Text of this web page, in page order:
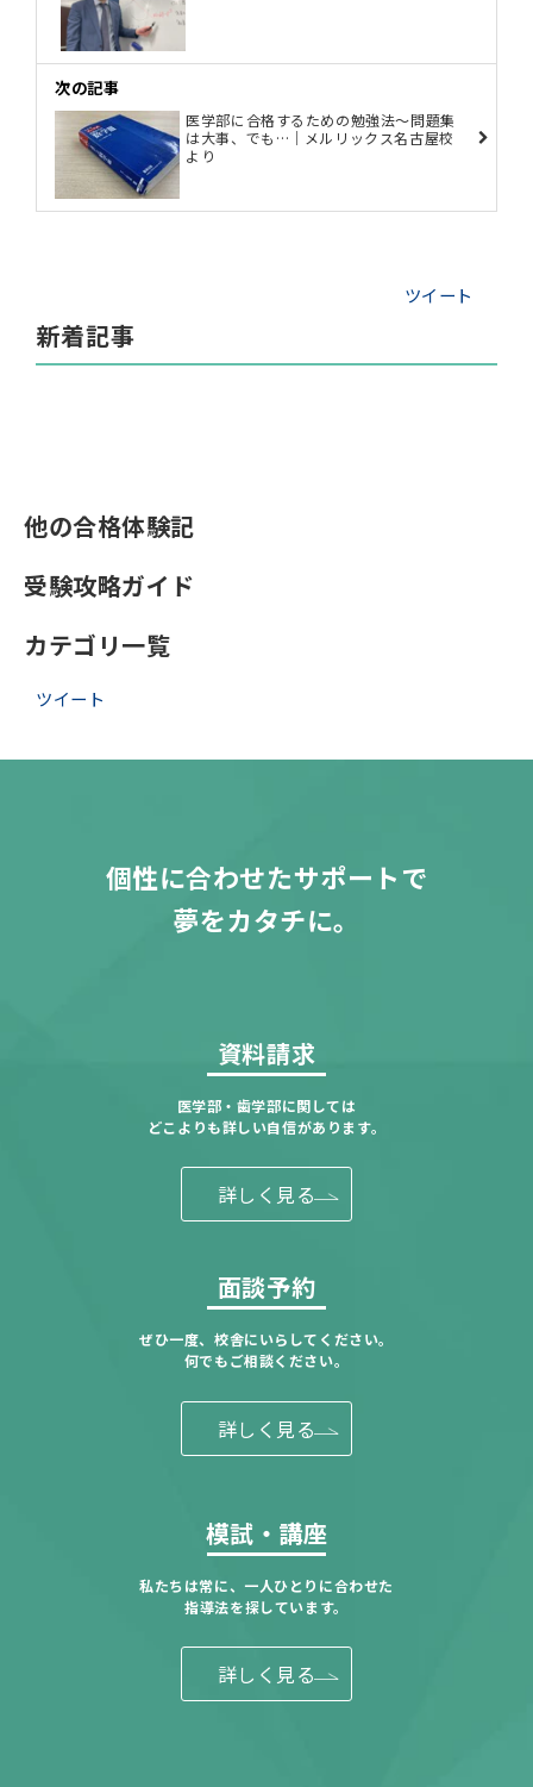
次の記事
医学部に合格するための勉強法～問題集
は大事、でも…｜メルリックス名古屋校
より
ツイート
新着記事
他の合格体験記
受験攻略ガイド
カテゴリ一覧
ツイート
個性に合わせたサポートで
夢をカタチに。
資料請求
医学部・歯学部に関しては
どこよりも詳しい自信があります。
詳しく見る
面談予約
ぜひ一度、校舎にいらしてください。
何でもご相談ください。
詳しく見る
模試・講座
私たちは常に、一人ひとりに合わせた
指導法を探しています。
詳しく見る